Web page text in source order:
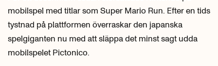
mobilspel med titlar som Super Mario Run. Efter en tids
tystnad på plattformen överraskar den japanska
spelgiganten nu med att släppa det minst sagt udda
mobilspelet Pictonico.